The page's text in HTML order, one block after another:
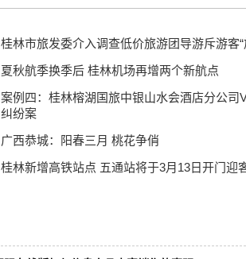
桂林市旅发委介入调查低价旅游团导游斥游客
夏秋航季换季后 桂林机场再增两个新航点
案例四：桂林榕湖国旅中银山水会酒店分公司
纠纷案
广西恭城：阳春三月 桃花争俏
桂林新增高铁站点 五通站将于3月13日开门迎